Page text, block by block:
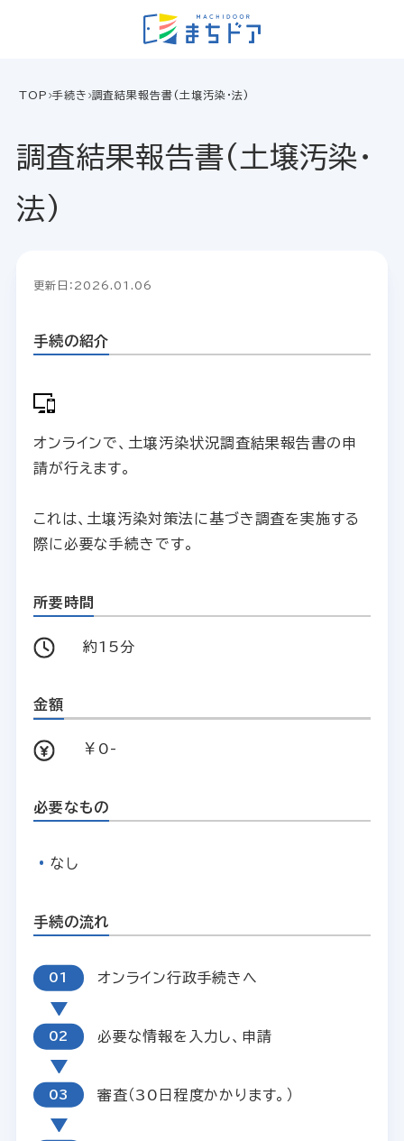
TOP 手続き 調査結果報告書(土壌汚染・法)
調査結果報告書(土壌汚染・
法)
更新日：2026.01.06
手続の紹介
オンラインで、土壌汚染状況調査結果報告書の申
請が行えます。
これは、土壌汚染対策法に基づき調査を実施する
際に必要な手続きです。
所要時間
約15分
金額
￥0-
必要なもの
なし
手続の流れ
オンライン行政手続きへ
必要な情報を入力し、申請
審査（30日程度かかります。）